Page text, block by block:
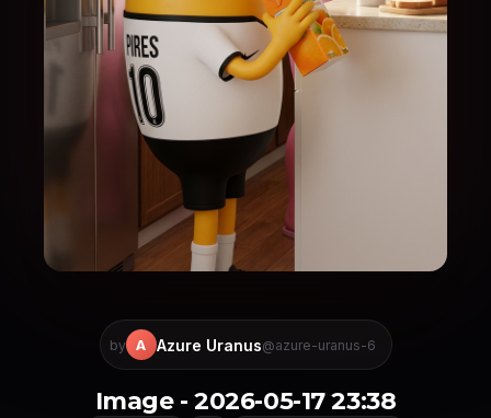
by A Azure Uranus@azure-uranus-6
Image - 2026-05-17 23:38